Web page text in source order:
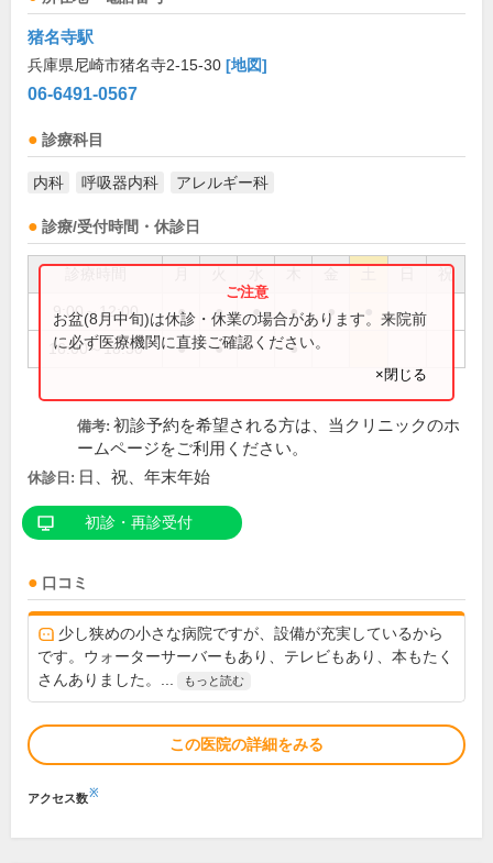
猪名寺駅
兵庫県尼崎市猪名寺2-15-30 [地図]
06-6491-0567
診療科目
内科 呼吸器内科 アレルギー科
診療/受付時間・休診日
祝
9:00～12:00 ● ● ● ● ●
16:00～18:30 ● ● ●
お盆(8月中旬)は休診・休業の場合があります。来院前
に必ず医療機関に直接ご確認ください。
×閉じる
備考: 初診予約を希望される方は、当クリニックのホ
ームページをご利用ください。
休診日: 日、祝、年末年始
初診・再診受付
口コミ
少し狭めの小さな病院ですが、設備が充実しているから
です。ウォーターサーバーもあり、テレビもあり、本もたく
さんありました。...
もっと読む
この医院の詳細をみる
アクセス数※